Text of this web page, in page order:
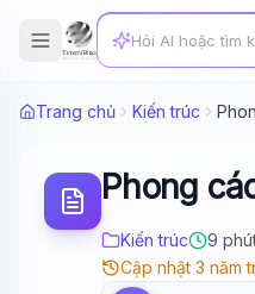
Trang chủ Kiến trúc
Phong
Kiến trúc 9
Cập nhật 3 năm